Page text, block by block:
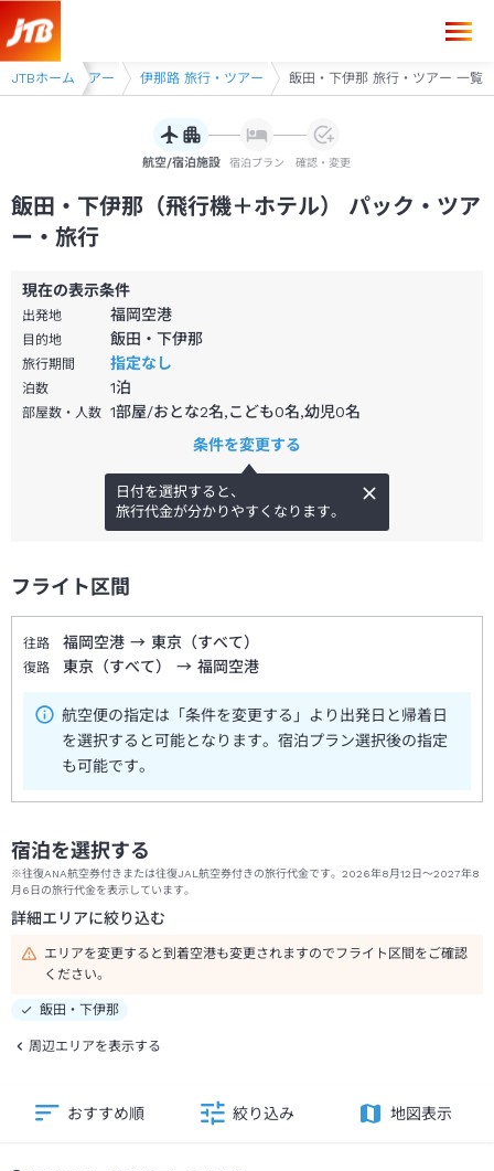
JTBホーム
野県 旅行・ツアー 伊那路 旅行・ツアー 飯田・下伊那 旅行・ツアー 一覧
航空/宿泊施設 宿泊プラン 確認・変更
飯田・下伊那（飛行機＋ホテル） パック・ツア
ー・旅行
現在の表示条件
出発地 福岡空港
目的地 飯田・下伊那
旅行期間 指定なし
泊数 1泊
部屋数・人数 1部屋/おとな2名,こども0名,幼児0名
条件を変更する
日付を選択すると、
旅行代金が分かりやすくなります。
フライト区間
往路 福岡空港 → 東京（すべて）
復路 東京（すべて） → 福岡空港
航空便の指定は「条件を変更する」より出発日と帰着日
を選択すると可能となります。宿泊プラン選択後の指定
も可能です。
宿泊を選択する
※往復ANA航空券付きまたは往復JAL航空券付きの旅行代金です。2026年8月12日～2027年8
月6日の旅行代金を表示しています。
詳細エリアに絞り込む
エリアを変更すると到着空港も変更されますのでフライト区間をご確認
ください。
飯田・下伊那
周辺エリアを表示する
おすすめ順 絞り込み 地図表示